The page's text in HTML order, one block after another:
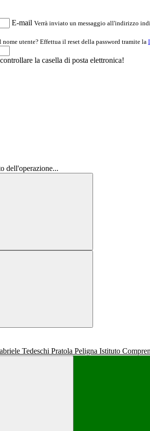
E-mail Verrà inviato un messaggio all'indirizzo
nome utente? Effettua il reset della password tramite la
la casella di posta elettronica!
dell'operazione...
Istituto